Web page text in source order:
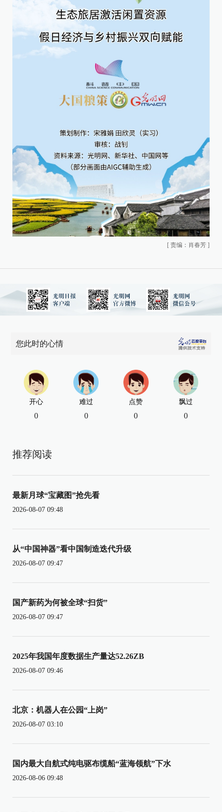
[ 责编：肖春芳 ]
您此时的心情
开心
0
难过
0
点赞
0
飘过
0
推荐阅读
最新月球“宝藏图”抢先看
2026-08-07 09:48
从“中国神器”看中国制造迭代升级
2026-08-07 09:47
国产新药为何被全球“扫货”
2026-08-07 09:47
2025年我国年度数据生产量达52.26ZB
2026-08-07 09:46
北京：机器人在公园“上岗”
2026-08-07 03:10
国内最大自航式纯电驱布缆船“蓝海领航”下水
2026-08-06 09:48